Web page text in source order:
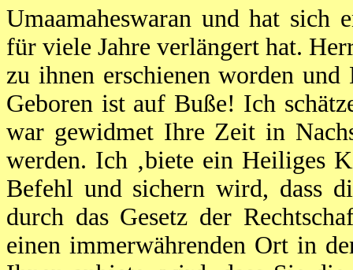
Umaamaheswaran und hat sich
für viele Jahre verlängert hat.
zu ihnen erschienen worden und
Geboren ist auf Buße! Ich
war gewidmet Ihre Zeit in
werden. Ich ‚biete ein Heiliges
Befehl und sichern wird, dass
durch das Gesetz der
einen immerwährenden Ort in